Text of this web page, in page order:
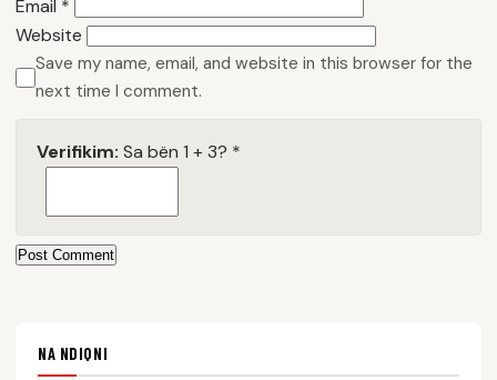
Email *
Website
Save my name, email, and website in this browser for the
next time I comment.
Verifikim: Sa bën 1 + 3? *
Post Comment
NA NDIQNI